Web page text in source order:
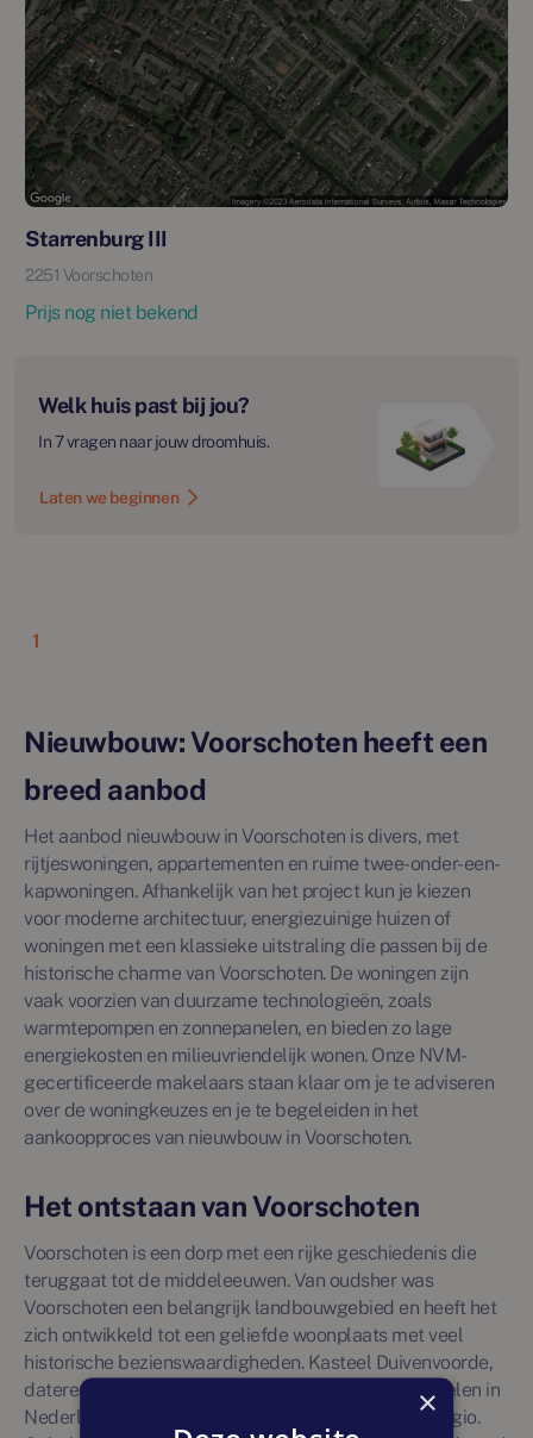
Starrenburg III
2251 Voorschoten
Prijs nog niet bekend
Welk huis past bij jou?
In 7 vragen naar jouw droomhuis.
Laten we beginnen
1
Nieuwbouw: Voorschoten heeft een
breed aanbod
Het aanbod nieuwbouw in Voorschoten is divers, met
rijtjeswoningen, appartementen en ruime twee-onder-een-
kapwoningen. Afhankelijk van het project kun je kiezen
voor moderne architectuur, energiezuinige huizen of
woningen met een klassieke uitstraling die passen bij de
historische charme van Voorschoten. De woningen zijn
vaak voorzien van duurzame technologieën, zoals
warmtepompen en zonnepanelen, en bieden zo lage
energiekosten en milieuvriendelijk wonen. Onze NVM-
gecertificeerde makelaars staan klaar om je te adviseren
over de woningkeuzes en je te begeleiden in het
aankoopproces van nieuwbouw in Voorschoten.
Het ontstaan van Voorschoten
Voorschoten is een dorp met een rijke geschiedenis die
teruggaat tot de middeleeuwen. Van oudsher was
Voorschoten een belangrijk landbouwgebied en heeft het
zich ontwikkeld tot een geliefde woonplaats met veel
historische bezienswaardigheden. Kasteel Duivenvoorde,
daterend uit de 13e eeuw, is een van de oudste kastelen in
Nederland en een iconisch herkenningspunt in de regio.
×